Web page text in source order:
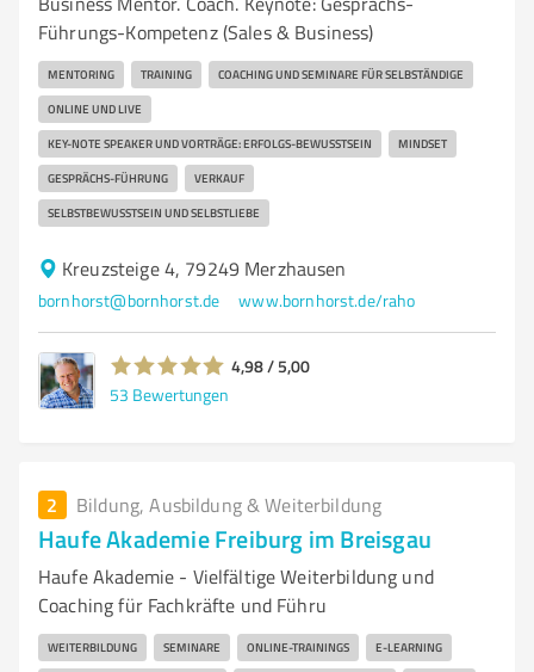
Führungs-Kompetenz (Sales & Business)
MENTORING TRAINING COACHING UND SEMINARE FÜR SELBSTÄNDIGE
ONLINE UND LIVE
KEY-NOTE SPEAKER UND VORTRÄGE: ERFOLGS-BEWUSSTSEIN MINDSET
GESPRÄCHS-FÜHRUNG VERKAUF
SELBSTBEWUSSTSEIN UND SELBSTLIEBE
Kreuzsteige 4, 79249 Merzhausen
bornhorst@bornhorst.de www.bornhorst.de/raho
4,98 / 5,00
53 Bewertungen
2 Bildung, Ausbildung & Weiterbildung
Haufe Akademie Freiburg im Breisgau
Haufe Akademie - Vielfältige Weiterbildung und
Coaching für Fachkräfte und Führu
WEITERBILDUNG SEMINARE ONLINE-TRAININGS E-LEARNING